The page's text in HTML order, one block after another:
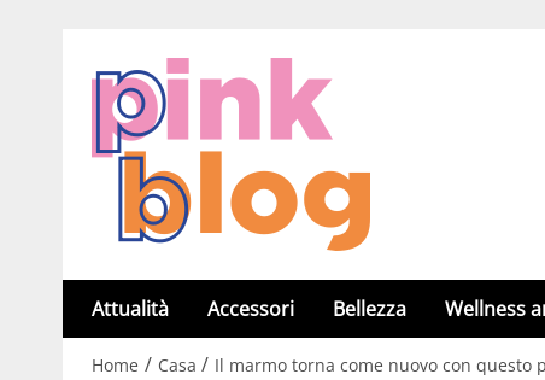
Attualità Accessori Bellezza Wellness
Home / Casa / Il marmo torna come nuovo con